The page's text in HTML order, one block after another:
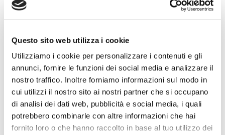
Questo sito web utilizza i cookie
Utilizziamo i cookie per personalizzare i contenuti e gli
annunci, fornire le funzioni dei social media e analizzare il
nostro traffico. Inoltre forniamo informazioni sul modo in
cui utilizzi il nostro sito ai nostri partner che si occupano
di analisi dei dati web, pubblicità e social media, i quali
potrebbero combinarle con altre informazioni che hai
fornito loro o che hanno raccolto in base al tuo utilizzo dei
OPERATION UNIT ROBOTICS & E-
Clevertech Group
LE POSIZIONI APERTE
AUMENTANO. I LAVORATORI
QUALIFICATI NO
CATEGORIE